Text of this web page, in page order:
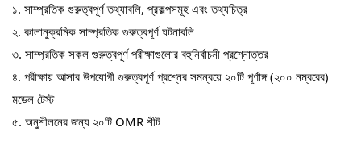
১. সাম্প্রতিক গুরুত্বপূর্ণ তথ্যাবলি, প্রকল্পসমূহ এবং তথ্যচিত্র
২. কালানুক্রমিক সাম্প্রতিক গুরুত্বপূর্ণ ঘটনাবলি
৩. সাম্প্রতিক সকল গুরুত্বপূর্ণ পরীক্ষাগুলোর বহুনির্বাচনী প্রশ্নোত্তর
৪. পরীক্ষায় আসার উপযোগী গুরুত্বপূর্ণ প্রশ্নের সমন্বয়ে ২০টি পূর্ণাঙ্গ (২০০ নম্বরের)
মডেল টেস্ট
৫. অনুশীলনের জন্য ২০টি OMR শীট